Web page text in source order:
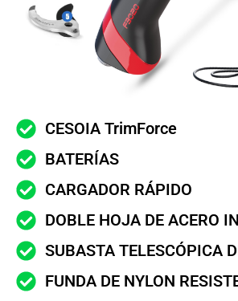
CESOIA TrimForce
BATERÍAS
CARGADOR RÁPIDO
DOBLE HOJA DE ACERO
SUBASTA TELESCÓPICA
FUNDA DE NYLON